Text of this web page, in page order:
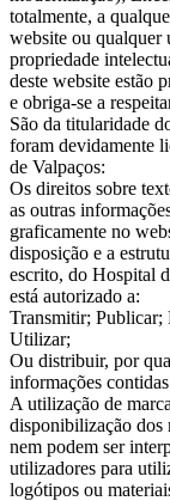
totalmente, a
website ou qualquer
propriedade
deste website estão
e obriga-se a
São da titularidade
foram devidamente
de Valpaços:
Os direitos sobre
as outras
graficamente no
disposição e a
escrito, do Hospital
está autorizado a:
Transmitir;
Utilizar;
Ou distribuir, por
informações
A utilização de
disponibilização dos
nem podem ser
utilizadores para
logótipos ou